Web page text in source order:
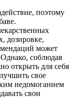
поэтому
дозировке,
может
соблюдая
открыть для себя
свое
недомоганием
свои